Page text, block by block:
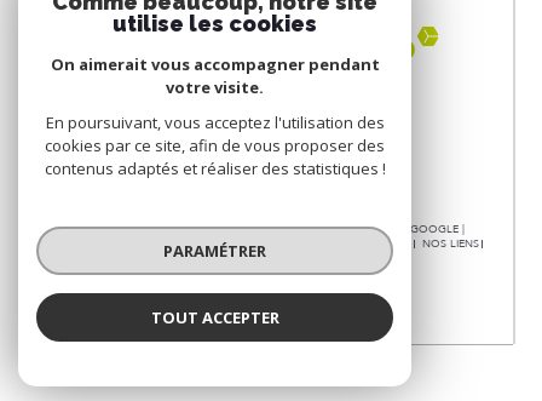
© 2026 | TOUS DROITS RÉSERVÉS | TRADUCTION POWERED BY GOOGLE |
PLAN DU SITE MENTIONS LÉGALES ADMIN
NOS LIENS
POLITIQUE RGPD
utilise les cookies
On aimerait vous accompagner pendant
votre visite.
En poursuivant, vous acceptez l'utilisation des
cookies par ce site, afin de vous proposer des
contenus adaptés et réaliser des statistiques !
PARAMÉTRER
TOUT ACCEPTER